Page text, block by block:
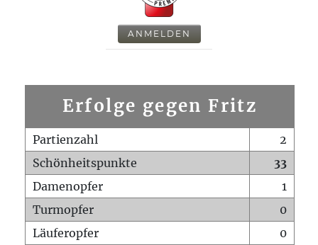
ANMELDEN
Erfolge gegen Fritz
Partienzahl
2
Schönheitspunkte
33
Damenopfer
1
Turmopfer
0
Läuferopfer
0